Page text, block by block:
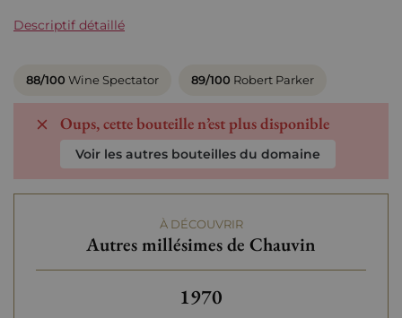
Descriptif détaillé
88/100 Wine Spectator 89/100 Robert Parker
Oups, cette bouteille n’est plus disponible
Voir les autres bouteilles du domaine
À DÉCOUVRIR
Autres millésimes de Chauvin
Autres millésimes de
1970